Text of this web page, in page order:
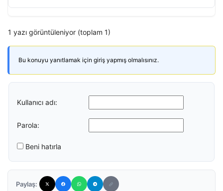
1 yazı görüntüleniyor (toplam 1)
Bu konuyu yanıtlamak için giriş yapmış olmalısınız.
Kullanıcı adı:
Parola:
Beni hatırla
Paylaş: